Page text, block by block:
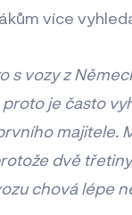
více
s vozy z
proto je často
majitele.
dvě
chová lépe